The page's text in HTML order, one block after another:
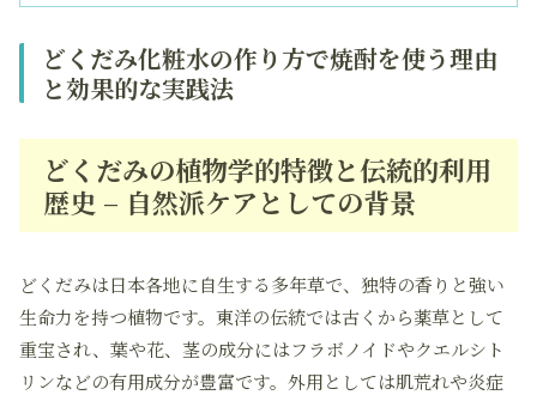
どくだみ化粧水の作り方で焼酎を使う理由
と効果的な実践法
どくだみの植物学的特徴と伝統的利用
歴史 – 自然派ケアとしての背景
どくだみは日本各地に自生する多年草で、独特の香りと強い
生命力を持つ植物です。東洋の伝統では古くから薬草として
重宝され、葉や花、茎の成分にはフラボノイドやクエルシト
リンなどの有用成分が豊富です。外用としては肌荒れや炎症